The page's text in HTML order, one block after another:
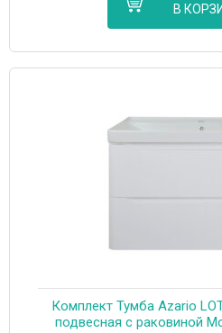
В
Комплект Тумба Azario
подвесная с раковиной